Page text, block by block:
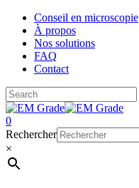
Skip
main
content
Conseil en microscopie
À propos
Nos solutions
FAQ
Contact
Close
Search
account
0
Menu
Rechercher
×